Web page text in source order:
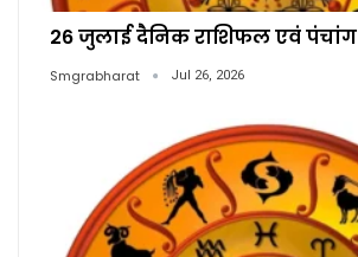
26 जुलाई दैनिक राशिफल एवं पंचांग
Smgrabharat Jul 26, 2026